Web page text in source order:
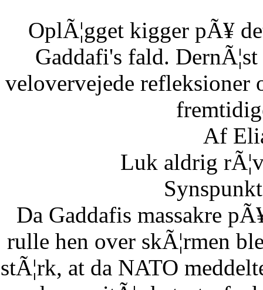
OplÃ¦gget kigger pÃ¥
Gaddafi's fald.
velovervejede refleksioner
Af
Luk aldrig
Da Gaddafis massakre
rulle hen over skÃ¦rmen
stÃ¦rk, at da NATO